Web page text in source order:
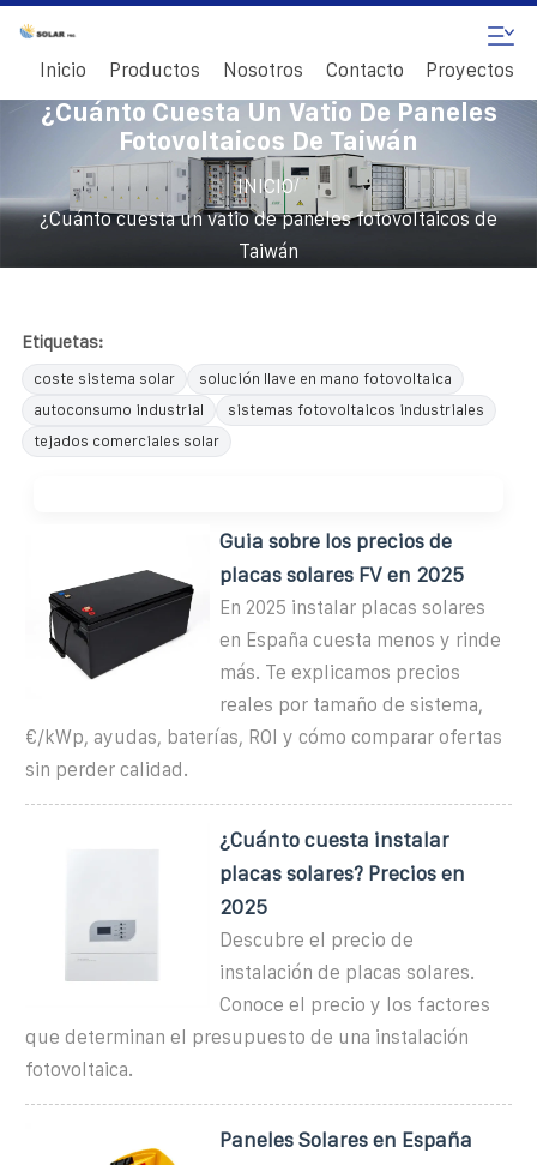
Inicio Productos Nosotros Contacto Proyectos
¿Cuánto Cuesta Un Vatio De Paneles
Fotovoltaicos De Taiwán
INICIO/
¿Cuánto cuesta un vatio de paneles fotovoltaicos de
Taiwán
Etiquetas:
coste sistema solar
solución llave en mano fotovoltaica
autoconsumo industrial
sistemas fotovoltaicos industriales
tejados comerciales solar
Guia sobre los precios de
placas solares FV en 2025
En 2025 instalar placas solares
en España cuesta menos y rinde
más. Te explicamos precios
reales por tamaño de sistema,
€/kWp, ayudas, baterías, ROI y cómo comparar ofertas
sin perder calidad.
¿Cuánto cuesta instalar
placas solares? Precios en
2025
Descubre el precio de
instalación de placas solares.
Conoce el precio y los factores
que determinan el presupuesto de una instalación
fotovoltaica.
Paneles Solares en España